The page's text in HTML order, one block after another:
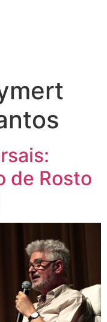
de Rosto